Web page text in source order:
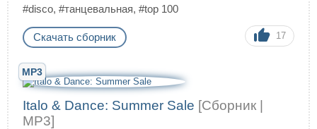
#disco, #танцевальная, #top 100
Скачать сборник 17
MP3
Italo & Dance: Summer Sale [Сборник |
MP3]